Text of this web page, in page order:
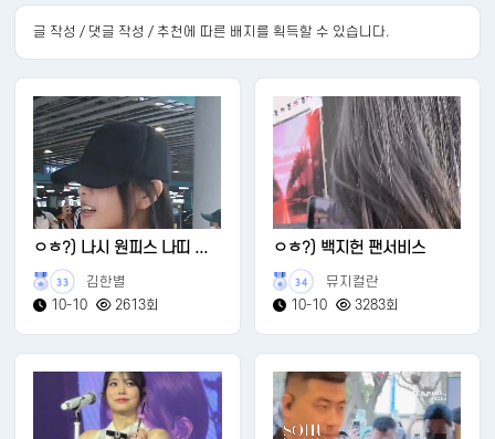
글 작성 / 댓글 작성 / 추천에 따른 배지를 획득할 수 있습니다.
ㅇㅎ?) 나시 원피스 나띠 ...
33
김한별
10-10
2613회
ㅇㅎ?) 백지헌 팬서비스
34
뮤지컬란
10-10
3283회